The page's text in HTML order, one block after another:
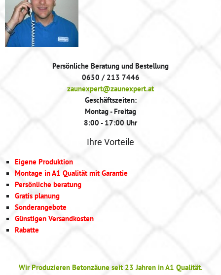
Persönliche Beratung und Bestellung
0650 / 213 7446
zaunexpert@zaunexpert.at
Geschäftszeiten:
Montag - Freitag
8:00 - 17:00 Uhr
Ihre Vorteile
Eigene Produktion
Montage in A1 Qualität mit Garantie
Persönliche beratung
Gratis planung
Sonderangebote
Günstigen Versandkosten
Rabatte
Wir Produzieren Betonzäune seit 23 Jahren in A1 Qualität.